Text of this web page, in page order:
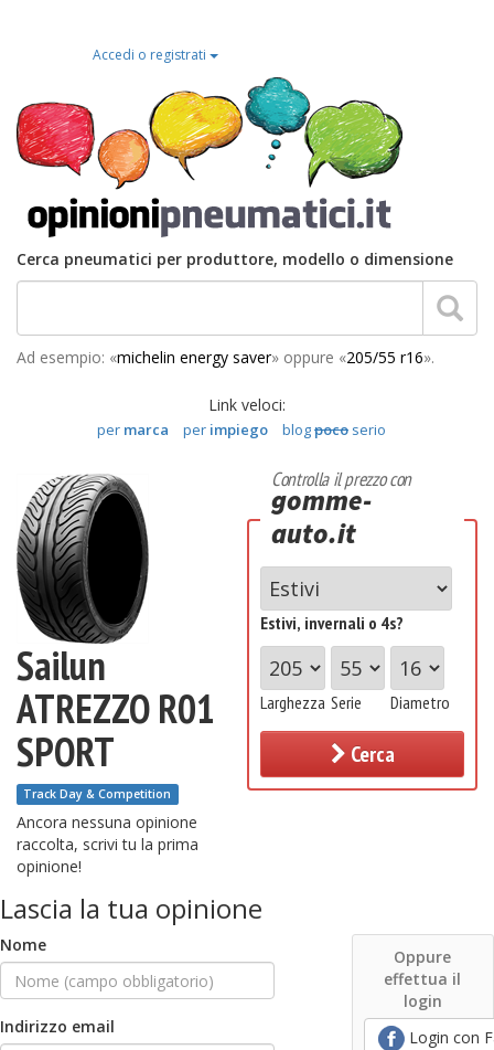
Accedi o registrati
Cerca pneumatici per produttore, modello o dimensione
Ad esempio: «michelin energy saver» oppure «205/55 r16».
Link veloci:
per marca per impiego blogpoco serio
Sailun
ATREZZO R01
SPORT
Track Day & Competition
Ancora nessuna opinione
raccolta, scrivi tu la prima
opinione!
Controlla il prezzo con
gomme-
auto.it
Estivi, invernali o 4s?
Larghezza Serie Diametro
Cerca
Lascia la tua opinione
Nome
Indirizzo email
Oppure
effettua il
login
Login con